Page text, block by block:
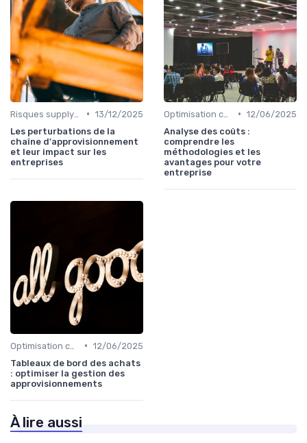
• 13/12/2025
Les perturbations de la
chaîne d'approvisionnement
et leur impact sur les
entreprises
• 12/06/2025
Analyse des coûts :
comprendre les
méthodologies et les
avantages pour votre
entreprise
• 12/06/2025
Tableaux de bord des achats
: optimiser la gestion des
approvisionnements
À lire aussi